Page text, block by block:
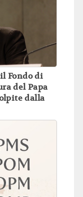
Fondo di
del Papa
dalla